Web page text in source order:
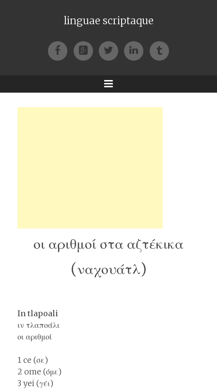
linguae scriptaque
FacebookGoogle+TwitterLinkedIn
Tumblr
Menu
οι αριθμοί στα αζτέκικα
(ναχουάτλ)
In tlapoali
ιν τλαποάλι
οι αριθμοί
1 ce (σε)
2 ome (όμε)
3 yei (γέι)